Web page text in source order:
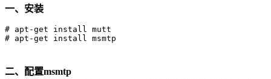
一、安装
# apt-get install mutt
二、配置msmtp